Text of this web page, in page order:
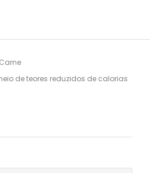
de teores reduzidos de calorias
cálculos urinários utilizando o
urinário saudável para o
que permitem a redução